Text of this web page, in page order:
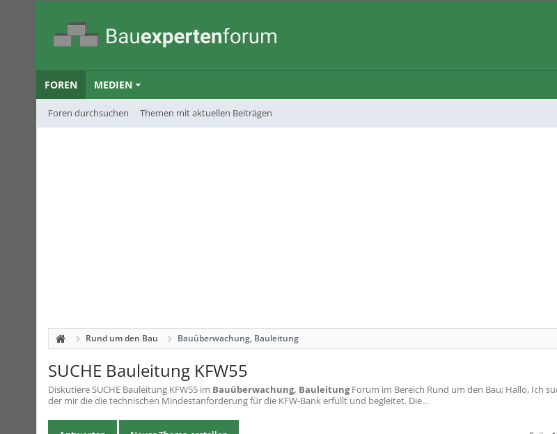
FOREN
Foren durchsuchen Themen mit aktuellen Beiträgen
MEDIEN
Rund um den Bau Bauüberwachung, Bauleitung
SUCHE Bauleitung KFW55
DiskutiereSUCHE Bauleitung KFW55 im Bauüberwachung, Bauleitung Forum im Bereich Rund um den Bau; Hallo, Ich
der mir die die technischen Mindestanforderung für die KFW-Bank erfüllt und begleitet. Die...